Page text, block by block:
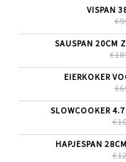
VISPAN
€
SAUSPAN 20CM
€
EIERKOKER
€
SLOWCOOKER
€
HAPJESPAN
€